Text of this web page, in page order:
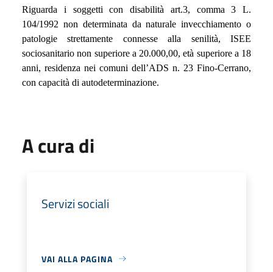
Riguarda i soggetti con disabilità art.3, comma 3 L.
104/1992 non determinata da naturale invecchiamento o
patologie strettamente connesse alla senilità, ISEE
sociosanitario non superiore a 20.000,00, età superiore a 18
anni, residenza nei comuni dell’ADS n. 23 Fino-Cerrano,
con capacità di autodeterminazione.
A cura di
Servizi sociali
VAI ALLA PAGINA